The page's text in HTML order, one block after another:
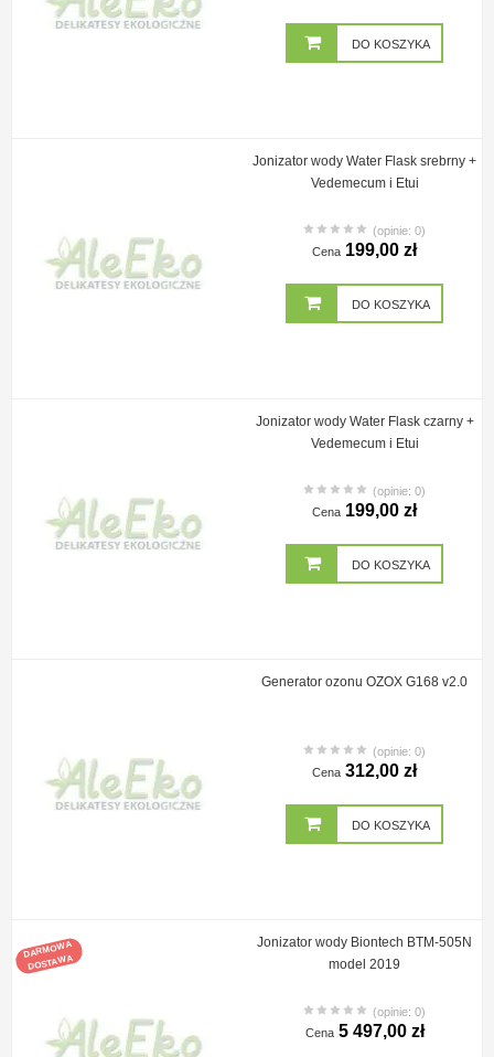
DO KOSZYKA
Jonizator wody Water Flask srebrny +
Vedemecum i Etui
(opinie: 0)
Cena 199,00 zł
DO KOSZYKA
Jonizator wody Water Flask czarny +
Vedemecum i Etui
(opinie: 0)
Cena 199,00 zł
DO KOSZYKA
Generator ozonu OZOX G168 v2.0
(opinie: 0)
Cena 312,00 zł
DO KOSZYKA
DARMOWA
DOSTAWA
Jonizator wody Biontech BTM-505N
model 2019
(opinie: 0)
Cena 5 497,00 zł